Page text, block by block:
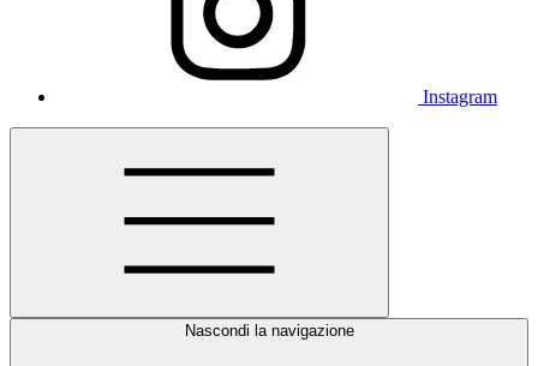
Instagram
Nascondi la navigazione